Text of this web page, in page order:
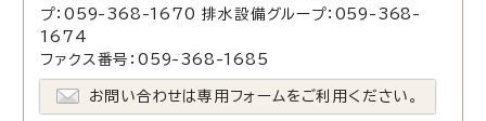
プ：059-368-1670 排水設備グループ：059-368-
1674
ファクス番号：059-368-1685
お問い合わせは専用フォームをご利用ください。